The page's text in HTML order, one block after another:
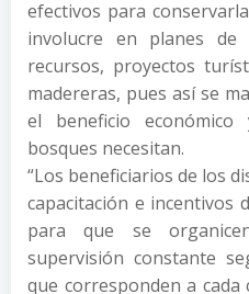
efectivos para
involucre en planes de
recursos, proyectos
madereras, pues así se
el beneficio
bosques necesitan.
“Los beneficiarios de los
capacitación e incentivos
para que se
supervisión constante
que corresponden a cada